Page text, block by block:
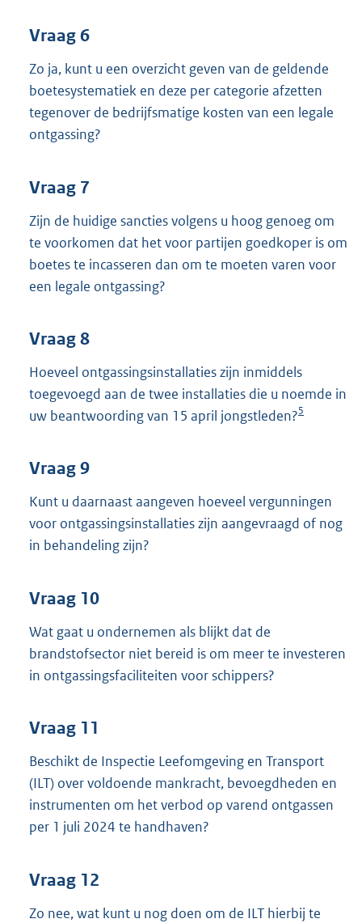
Vraag 6
Zo ja, kunt u een overzicht geven van de geldende
boetesystematiek en deze per categorie afzetten
tegenover de bedrijfsmatige kosten van een legale
ontgassing?
Vraag 7
Zijn de huidige sancties volgens u hoog genoeg om
te voorkomen dat het voor partijen goedkoper is om
boetes te incasseren dan om te moeten varen voor
een legale ontgassing?
Vraag 8
Hoeveel ontgassingsinstallaties zijn inmiddels
toegevoegd aan de twee installaties die u noemde in
uw beantwoording van 15 april jongstleden?5
Vraag 9
Kunt u daarnaast aangeven hoeveel vergunningen
voor ontgassingsinstallaties zijn aangevraagd of nog
in behandeling zijn?
Vraag 10
Wat gaat u ondernemen als blijkt dat de
brandstofsector niet bereid is om meer te investeren
in ontgassingsfaciliteiten voor schippers?
Vraag 11
Beschikt de Inspectie Leefomgeving en Transport
(ILT) over voldoende mankracht, bevoegdheden en
instrumenten om het verbod op varend ontgassen
per 1 juli 2024 te handhaven?
Vraag 12
Zo nee, wat kunt u nog doen om de ILT hierbij te